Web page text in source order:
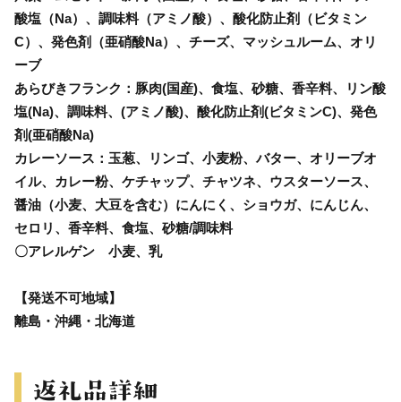
酸塩（Na）、調味料（アミノ酸）、酸化防止剤（ビタミン
C）、発色剤（亜硝酸Na）、チーズ、マッシュルーム、オリ
ーブ
あらびきフランク：豚肉(国産)、食塩、砂糖、香辛料、リン酸
塩(Na)、調味料、(アミノ酸)、酸化防止剤(ビタミンC)、発色
剤(亜硝酸Na)
カレーソース：玉葱、リンゴ、小麦粉、バター、オリーブオ
イル、カレー粉、ケチャップ、チャツネ、ウスターソース、
醤油（小麦、大豆を含む）にんにく、ショウガ、にんじん、
セロリ、香辛料、食塩、砂糖/調味料
〇アレルゲン 小麦、乳
【発送不可地域】
離島・沖縄・北海道